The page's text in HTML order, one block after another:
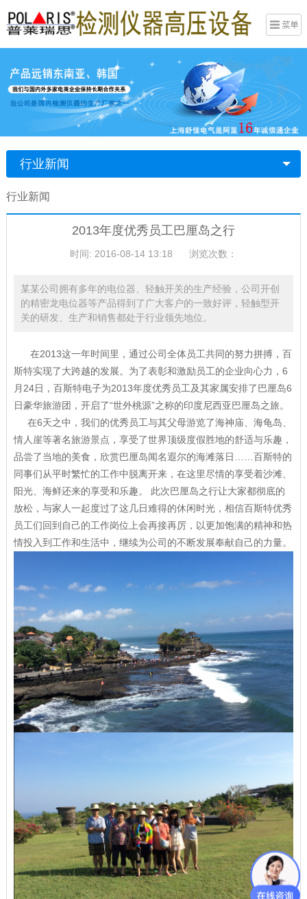
行业新闻
行业新闻
2013年度优秀员工巴厘岛之行
时间: 2016-08-14 13:18 浏览次数：
某某公司拥有多年的电位器、轻触开关的生产经验，公司开创
的精密龙电位器等产品得到了广大客户的一致好评，轻触型开
关的研发、生产和销售都处于行业领先地位。
在2013这一年时间里，通过公司全体员工共同的努力拼搏，百
斯特实现了大跨越的发展。为了表彰和激励员工的企业向心力，6
月24日，百斯特电子为2013年度优秀员工及其家属安排了巴厘岛6
日豪华旅游团，开启了“世外桃源”之称的印度尼西亚巴厘岛之旅。
在6天之中，我们的优秀员工与其父母游览了海神庙、海龟岛、
情人崖等著名旅游景点，享受了世界顶级度假胜地的舒适与乐趣，
品尝了当地的美食，欣赏巴厘岛闻名遐尔的海滩落日……百斯特的
同事们从平时繁忙的工作中脱离开来，在这里尽情的享受着沙滩、
阳光、海鲜还来的享受和乐趣。 此次巴厘岛之行让大家都彻底的
放松，与家人一起度过了这几日难得的休闲时光，相信百斯特优秀
员工们回到自己的工作岗位上会再接再厉，以更加饱满的精神和热
情投入到工作和生活中，继续为公司的不断发展奉献自己的力量。